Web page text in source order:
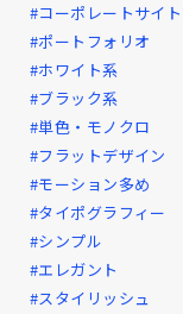
#コーポレートサイト
#ポートフォリオ
#ホワイト系
#ブラック系
#単色・モノクロ
#フラットデザイン
#モーション多め
#タイポグラフィー
#シンプル
#エレガント
#スタイリッシュ